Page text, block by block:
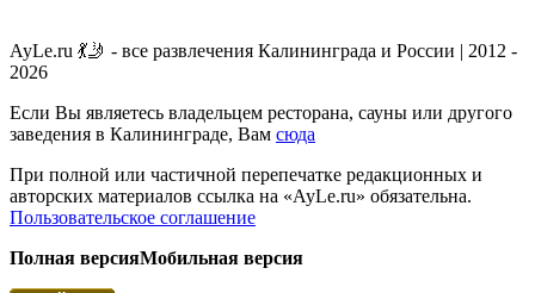
AyLe.ru 💃🤳 - все развлечения Калининграда и России | 2012 -
2026
Если Вы являетесь владельцем ресторана, сауны или другого
заведения в Калининграде, Вам сюда
При полной или частичной перепечатке редакционных и
авторских материалов ссылка на «AyLe.ru» обязательна.
Пользовательское соглашение
Полная версияМобильная версия